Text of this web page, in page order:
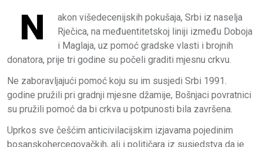
N
akon višedecenijskih pokušaja, Srbi iz naselja
Rječica, na međuentitetskoj liniji između Doboja
i Maglaja, uz pomoć gradske vlasti i brojnih
donatora, prije tri godine su počeli graditi mjesnu crkvu.
Ne zaboravljajući pomoć koju su im susjedi Srbi 1991.
godine pružili pri gradnji mjesne džamije, Bošnjaci povratnici
su pružili pomoć da bi crkva u potpunosti bila završena.
Uprkos sve češćim anticivilacijskim izjavama pojedinim
bosanskohercegovačkih, ali i političara iz susjedstva da je